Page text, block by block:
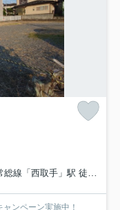
線「西取手」駅 徒歩35分
ンペーン実施中！